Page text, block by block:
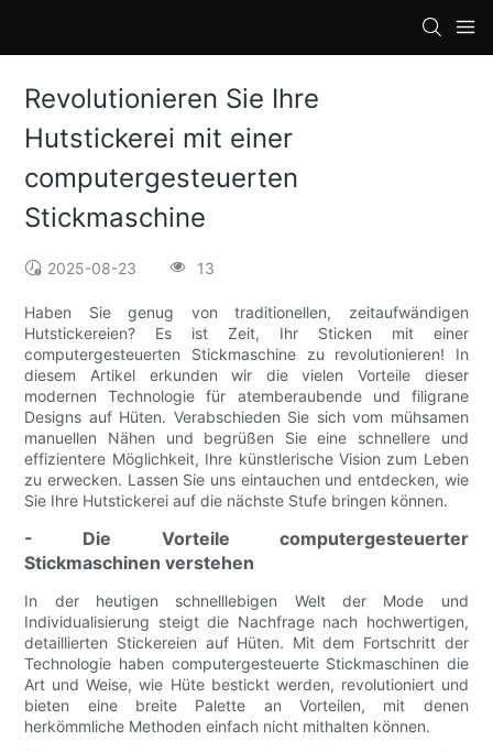
Revolutionieren Sie Ihre
Hutstickerei mit einer
computergesteuerten
Stickmaschine
2025-08-23 13
Haben Sie genug von traditionellen, zeitaufwändigen
Hutstickereien? Es ist Zeit, Ihr Sticken mit einer
computergesteuerten Stickmaschine zu revolutionieren! In
diesem Artikel erkunden wir die vielen Vorteile dieser
modernen Technologie für atemberaubende und filigrane
Designs auf Hüten. Verabschieden Sie sich vom mühsamen
manuellen Nähen und begrüßen Sie eine schnellere und
effizientere Möglichkeit, Ihre künstlerische Vision zum Leben
zu erwecken. Lassen Sie uns eintauchen und entdecken, wie
Sie Ihre Hutstickerei auf die nächste Stufe bringen können.
- Die Vorteile computergesteuerter
Stickmaschinen verstehen
In der heutigen schnelllebigen Welt der Mode und
Individualisierung steigt die Nachfrage nach hochwertigen,
detaillierten Stickereien auf Hüten. Mit dem Fortschritt der
Technologie haben computergesteuerte Stickmaschinen die
Art und Weise, wie Hüte bestickt werden, revolutioniert und
bieten eine breite Palette an Vorteilen, mit denen
herkömmliche Methoden einfach nicht mithalten können.